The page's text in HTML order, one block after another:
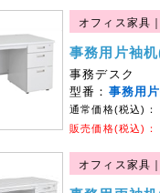
オフィス家具
事務用片袖
事務デスク
型番： 事務用
通常価格(税込)：
販売価格(税込)：
オフィス家具